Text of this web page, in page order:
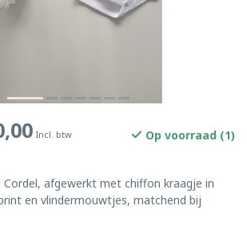
Incl. btw
Op voorraad (1)
Cordel, afgewerkt met chiffon kraagje in
en vlindermouwtjes, matchend bij